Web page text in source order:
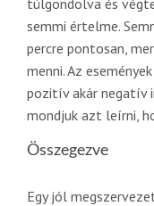
semmi értelme.
percre pontosan,
menni. Az
pozitív akár negatív
mondjuk azt leírni,
Összegezve
Egy jól